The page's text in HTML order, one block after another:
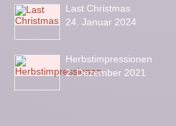
Last Christmas
24. Januar 2024
Herbstimpressionen
2. Dezember 2021